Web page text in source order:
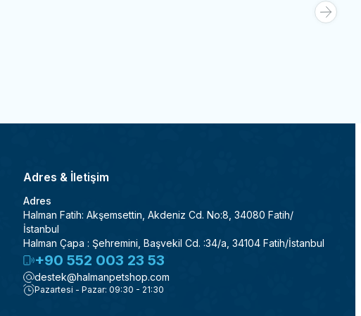
Adres & İletişim
Adres
Halman Fatih: Akşemsettin, Akdeniz Cd. No:8, 34080 Fatih/
İstanbul
Halman Çapa : Şehremini, Başvekil Cd. :34/a, 34104 Fatih/İstanbul
+90 552 003 23 53
destek@halmanpetshop.com
Pazartesi - Pazar: 09:30 - 21:30